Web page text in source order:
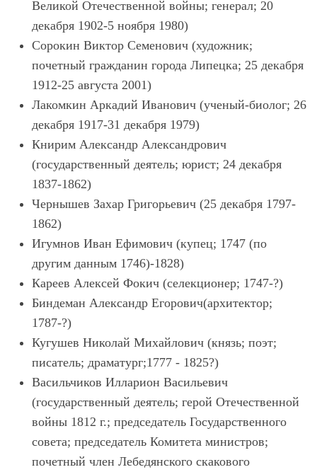
Великой Отечественной войны; генерал; 20
декабря 1902-5 ноября 1980)
Сорокин Виктор Семенович (художник;
почетный гражданин города Липецка; 25 декабря
1912-25 августа 2001)
Лакомкин Аркадий Иванович (ученый-биолог; 26
декабря 1917-31 декабря 1979)
Книрим Александр Александрович
(государственный деятель; юрист; 24 декабря
1837-1862)
Чернышев Захар Григорьевич (25 декабря 1797-
1862)
Игумнов Иван Ефимович (купец; 1747 (по
другим данным 1746)-1828)
Кареев Алексей Фокич (селекционер; 1747-?)
Биндеман Александр Егорович(архитектор;
1787-?)
Кугушев Николай Михайлович (князь; поэт;
писатель; драматург;1777 - 1825?)
Васильчиков Илларион Васильевич
(государственный деятель; герой Отечественной
войны 1812 г.; председатель Государственного
совета; председатель Комитета министров;
почетный член Лебедянского скакового